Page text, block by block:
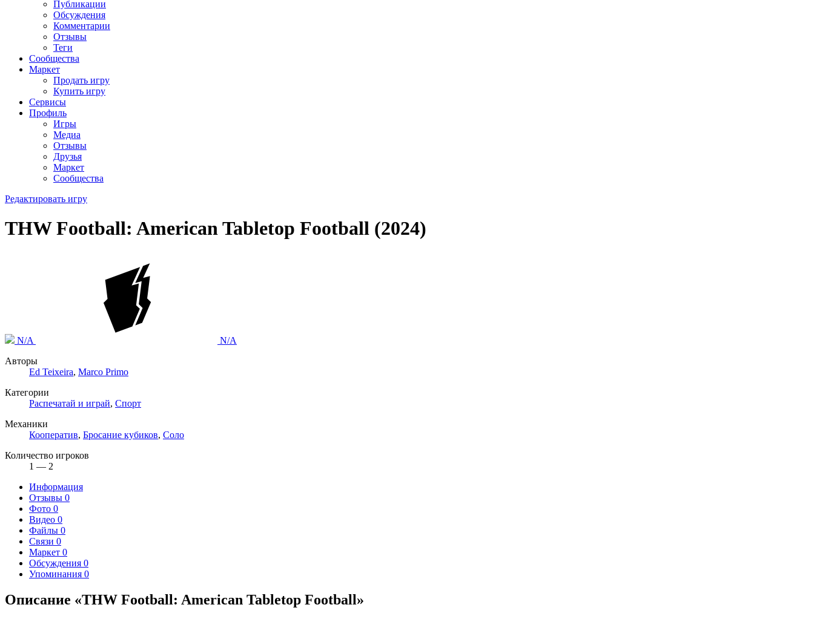
Публикации
Обсуждения
Комментарии
Отзывы
Теги
Сообщества
Маркет
Продать игру
Купить игру
Сервисы
Профиль
Игры
Медиа
Отзывы
Друзья
Маркет
Сообщества
Редактировать игру
THW Football: American Tabletop Football (2024)
N/A
N/A
Авторы
Ed Teixeira, Marco Primo
Категории
Распечатай и играй, Спорт
Механики
Кооператив, Бросание кубиков, Соло
Количество игроков
1 — 2
Информация
Отзывы 0
Фото 0
Видео 0
Файлы 0
Связи 0
Маркет 0
Обсуждения 0
Упоминания 0
Описание «THW Football: American Tabletop Football»